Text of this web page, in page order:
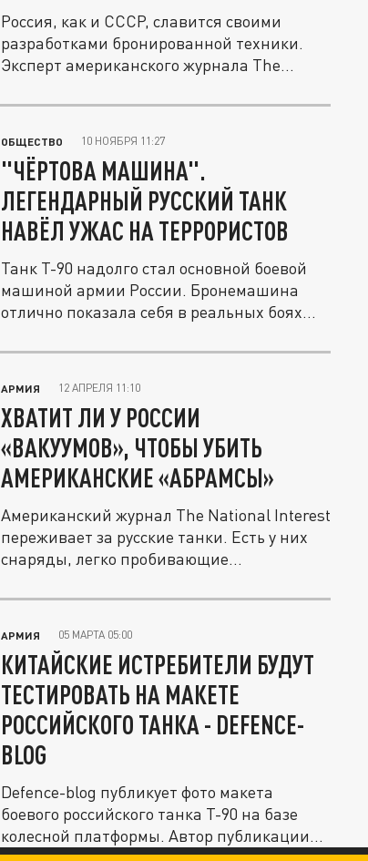
Россия, как и СССР, славится своими
разработками бронированной техники.
Эксперт американского журнала The...
ОБЩЕСТВО 10 НОЯБРЯ 11:27
"ЧЁРТОВА МАШИНА".
ЛЕГЕНДАРНЫЙ РУССКИЙ ТАНК
НАВЁЛ УЖАС НА ТЕРРОРИСТОВ
Танк Т-90 надолго стал основной боевой
машиной армии России. Бронемашина
отлично показала себя в реальных боях...
АРМИЯ 12 АПРЕЛЯ 11:10
ХВАТИТ ЛИ У РОССИИ
«ВАКУУМОВ», ЧТОБЫ УБИТЬ
АМЕРИКАНСКИЕ «АБРАМСЫ»
Американский журнал The National Interest
переживает за русские танки. Есть у них
снаряды, легко пробивающие...
АРМИЯ 05 МАРТА 05:00
КИТАЙСКИЕ ИСТРЕБИТЕЛИ БУДУТ
ТЕСТИРОВАТЬ НА МАКЕТЕ
РОССИЙСКОГО ТАНКА - DEFENCE-
BLOG
Defence-blog публикует фото макета
боевого российского танка Т-90 на базе
колесной платформы. Автор публикации...